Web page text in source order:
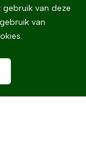
van deze
van